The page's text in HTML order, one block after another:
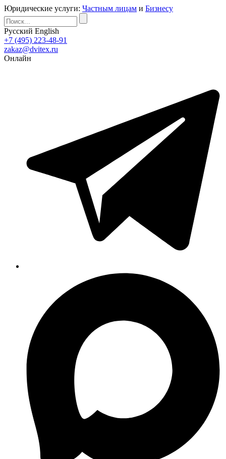
Юридические услуги: Частным лицам и Бизнесу
Русский English
+7 (495) 223-48-91
zakaz@dvitex.ru
Онлайн